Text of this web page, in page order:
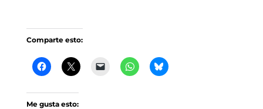
Comparte esto:
Me gusta esto: